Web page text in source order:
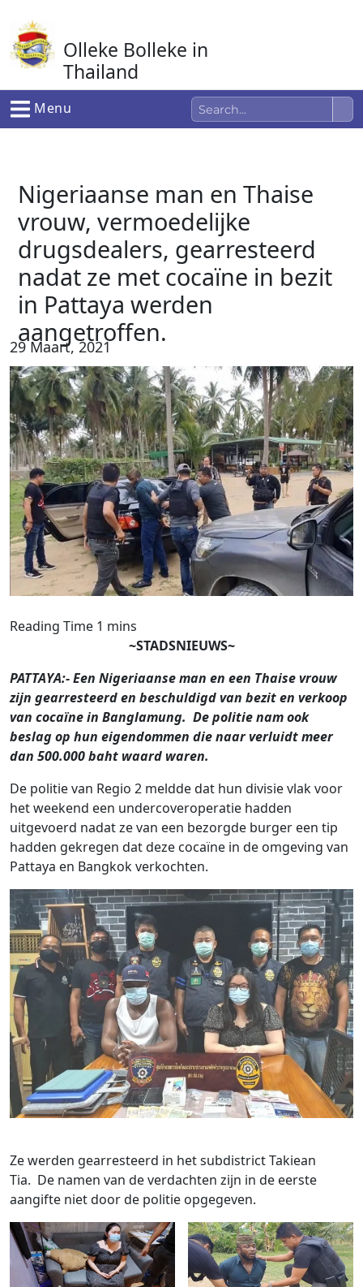
naar
de
inhoud
Olleke Bolleke in
Thailand
In Thailand
Menu
Nigeriaanse man en Thaise
vrouw, vermoedelijke
drugsdealers, gearresteerd
nadat ze met cocaïne in bezit
in Pattaya werden
aangetroffen.
29 Maart, 2021
~STADSNIEUWS~
PATTAYA:- Een Nigeriaanse man en een Thaise vrouw
zijn gearresteerd en beschuldigd van bezit en verkoop
van cocaïne in Banglamung. De politie nam ook
beslag op hun eigendommen die naar verluidt meer
dan 500.000 baht waard waren.
De politie van Regio 2 meldde dat hun divisie vlak voor
het weekend een undercoveroperatie hadden
uitgevoerd nadat ze van een bezorgde burger een tip
hadden gekregen dat deze cocaïne in de omgeving van
Pattaya en Bangkok verkochten.
Ze werden gearresteerd in het subdistrict Takiean
Tia. De namen van de verdachten zijn in de eerste
aangifte niet door de politie opgegeven.